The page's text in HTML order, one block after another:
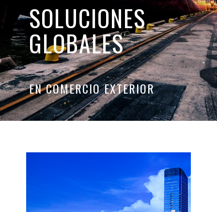
SOLUCIONES
GLOBALES
EN COMERCIO EXTERIOR